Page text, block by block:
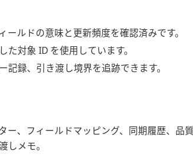
ールドの意味と更新頻度を確認済みです。
た対象 ID を使用しています。
記録、引き渡し境界を追跡できます。
ー、フィールドマッピング、同期履歴、品
しメモ。